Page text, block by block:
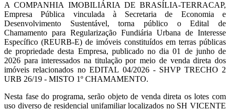
A COMPANHIA IMOBILIÁRIA DE BRASÍLIA-TERRACAP,
Empresa Pública vinculada à Secretaria de Economia e
Desenvolvimento Sustentável, torna público o Edital de
Chamamento para Regularização Fundiária Urbana de Interesse
Específico (REURB-E) de imóveis constituídos em terras públicas
de propriedade desta Empresa, publicado no dia 01 de junho de
2026 para interessados na titulação por meio de venda direta dos
imóveis relacionados no EDITAL 04/2026 - SHVP TRECHO 2
URB 26/19 - MISTO 1º CHAMAMENTO.
Nesta fase do programa, serão objeto de venda direta os lotes com
uso diverso de residencial unifamiliar localizados no SH VICENTE